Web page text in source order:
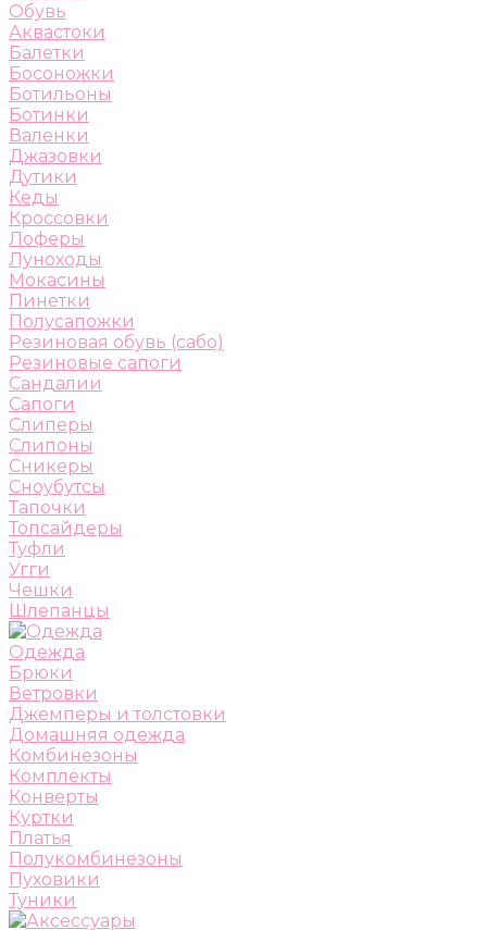
Обувь
Аквастоки
Балетки
Босоножки
Ботильоны
Ботинки
Валенки
Джазовки
Дутики
Кеды
Кроссовки
Лоферы
Луноходы
Мокасины
Пинетки
Полусапожки
Резиновая обувь (сабо)
Резиновые сапоги
Сандалии
Сапоги
Слиперы
Слипоны
Сникеры
Сноубутсы
Тапочки
Топсайдеры
Туфли
Угги
Чешки
Шлепанцы
Одежда
Брюки
Ветровки
Джемперы и толстовки
Домашняя одежда
Комбинезоны
Комплекты
Конверты
Куртки
Платья
Полукомбинезоны
Пуховики
Туники